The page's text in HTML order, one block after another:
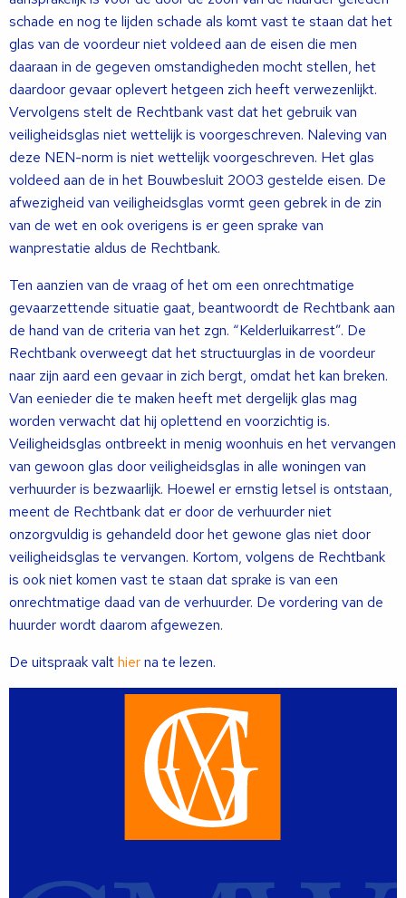
schade en nog te lijden schade als komt vast te staan dat het
glas van de voordeur niet voldeed aan de eisen die men
daaraan in de gegeven omstandigheden mocht stellen, het
daardoor gevaar oplevert hetgeen zich heeft verwezenlijkt.
Vervolgens stelt de Rechtbank vast dat het gebruik van
veiligheidsglas niet wettelijk is voorgeschreven. Naleving van
deze NEN-norm is niet wettelijk voorgeschreven. Het glas
voldeed aan de in het Bouwbesluit 2003 gestelde eisen. De
afwezigheid van veiligheidsglas vormt geen gebrek in de zin
van de wet en ook overigens is er geen sprake van
wanprestatie aldus de Rechtbank.
Ten aanzien van de vraag of het om een onrechtmatige
gevaarzettende situatie gaat, beantwoordt de Rechtbank aan
de hand van de criteria van het zgn. “Kelderluikarrest”. De
Rechtbank overweegt dat het structuurglas in de voordeur
naar zijn aard een gevaar in zich bergt, omdat het kan breken.
Van eenieder die te maken heeft met dergelijk glas mag
worden verwacht dat hij oplettend en voorzichtig is.
Veiligheidsglas ontbreekt in menig woonhuis en het vervangen
van gewoon glas door veiligheidsglas in alle woningen van
verhuurder is bezwaarlijk. Hoewel er ernstig letsel is ontstaan,
meent de Rechtbank dat er door de verhuurder niet
onzorgvuldig is gehandeld door het gewone glas niet door
veiligheidsglas te vervangen. Kortom, volgens de Rechtbank
is ook niet komen vast te staan dat sprake is van een
onrechtmatige daad van de verhuurder. De vordering van de
huurder wordt daarom afgewezen.
De uitspraak valthierna te lezen.